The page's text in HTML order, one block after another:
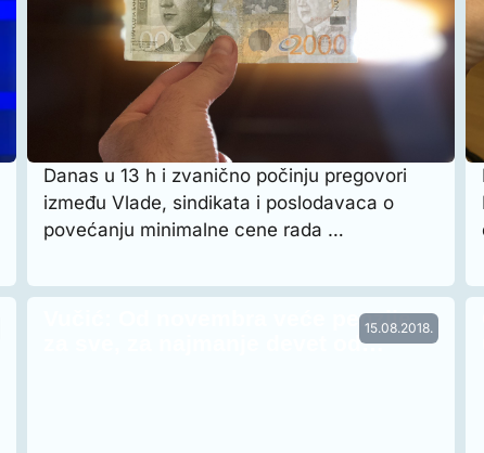
Danas u 13 h i zvanično počinju pregovori
između Vlade, sindikata i poslodavaca o
povećanju minimalne cene rada …
15.08.2018.
Vučić: Od novembra veće penzije
za sve, za najmanje devet od…